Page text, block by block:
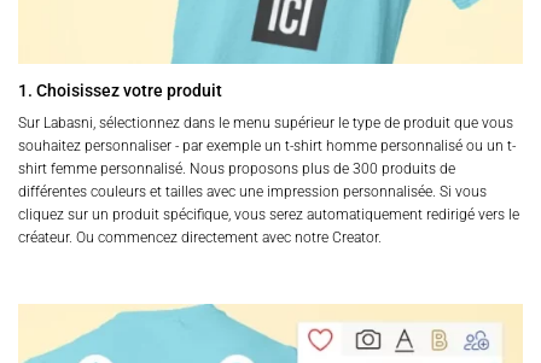
1. Choisissez votre produit
Sur Labasni, sélectionnez dans le menu supérieur le type de produit que vous
souhaitez personnaliser - par exemple un t-shirt homme personnalisé ou un t-
shirt femme personnalisé. Nous proposons plus de 300 produits de
différentes couleurs et tailles avec une impression personnalisée. Si vous
cliquez sur un produit spécifique, vous serez automatiquement redirigé vers le
créateur. Ou commencez directement avec notre Creator.